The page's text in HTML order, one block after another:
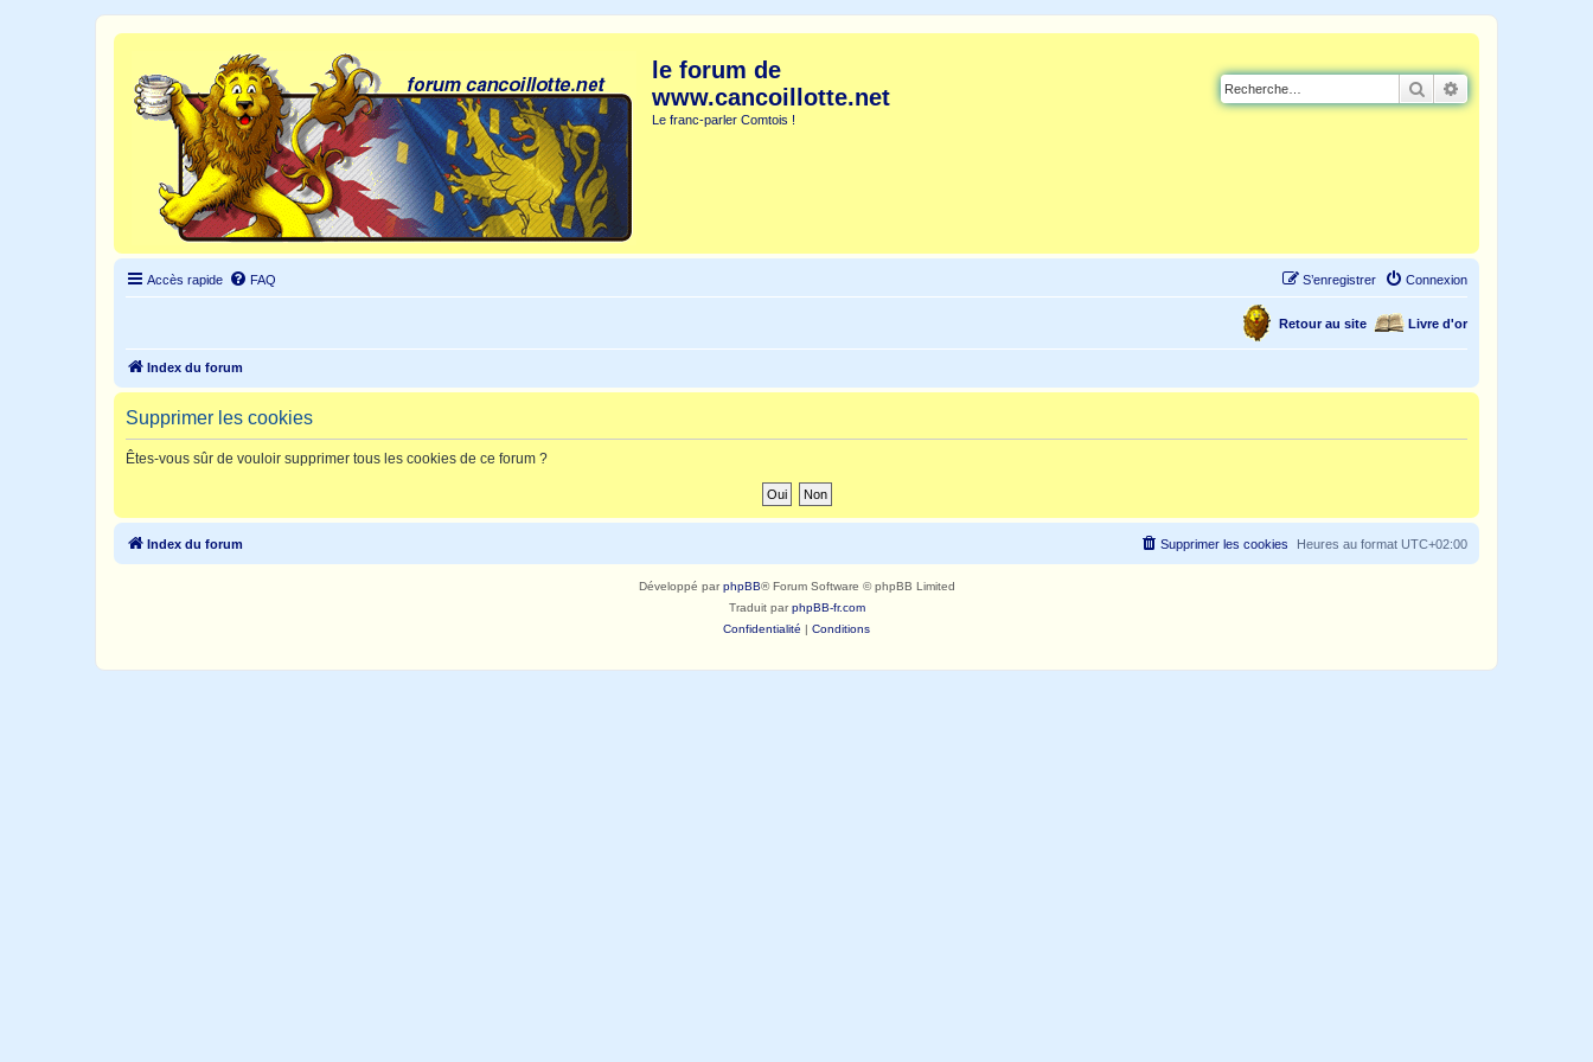
le forum de
www.cancoillotte.net
Le franc-parler Comtois !
Rechercher
Accès rapide FAQ Connexion
S’enregistrer
Livre d'or
Retour au site
Index du forum
Supprimer les cookies
Êtes-vous sûr de vouloir supprimer tous les cookies de ce forum ?
Index du forum Heures au format UTC+02:00
Supprimer les cookies
Développé parphpBB® Forum Software © phpBB Limited
Traduit parphpBB-fr.com
Confidentialité | Conditions